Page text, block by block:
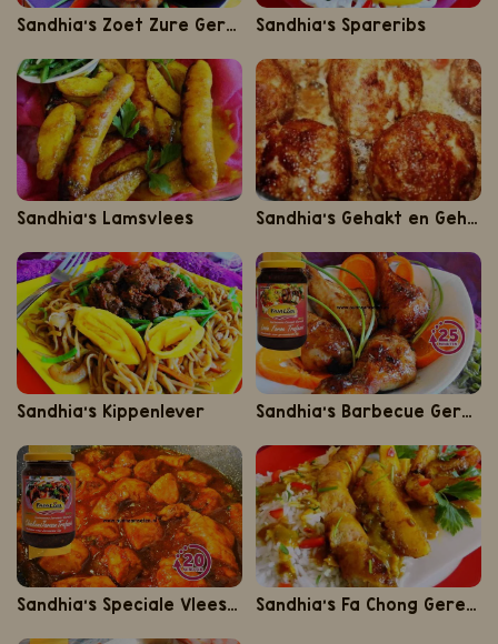
Sandhia's Zoet Zure Gerechten Sandhia's Spareribs
Sandhia's Lamsvlees Sandhia’s Gehakt en Gehaktballen
Sandhia's Kippenlever Sandhia's Barbecue Gerechten
Sandhia's Speciale Vlees Gerechten Sandhia's Fa Chong Gerechten